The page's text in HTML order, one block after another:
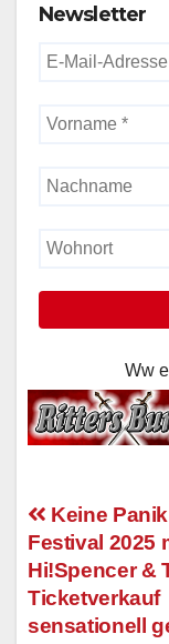
Newsletter
Ww
Keine Panik
Festival 2025
Hi!Spencer &
Ticketverkauf
sensationell